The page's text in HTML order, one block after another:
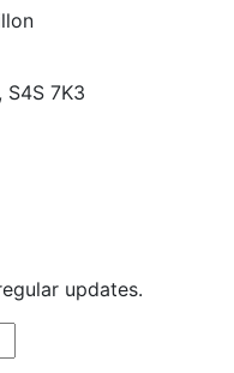
S4S 7K3
updates.